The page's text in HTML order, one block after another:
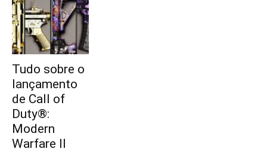
Tudo sobre o
lançamento
de Call of
Duty®:
Modern
Warfare II